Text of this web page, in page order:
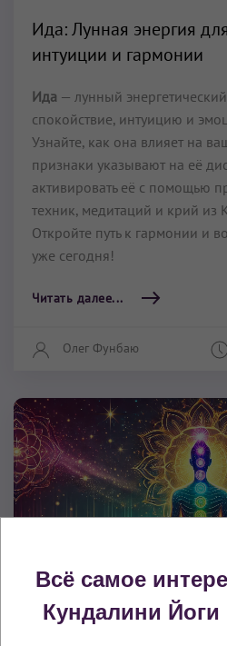
Ида: Лунная энергия
интуиции и гармонии
Ида — лунный
спокойствие, интуицию и
Узнайте, как она влияет на
признаки указывают на её
активировать её с помощью
техник, медитаций и крий из
Откройте путь к гармонии и
уже сегодня!
Читать далее...
Олег Фунбаю
Практика Кундалини Йоги
Всё самое
Кундалини Йоги